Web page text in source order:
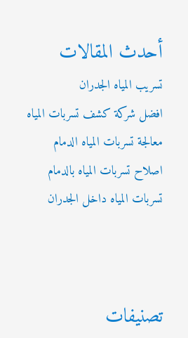
أحدث المقالات
تسريب المياه الجدران
افضل شركة كشف تسربات المياه
معالجة تسربات المياه الدمام
اصلاح تسربات المياه بالدمام
تسربات المياه داخل الجدران
تصنيفات